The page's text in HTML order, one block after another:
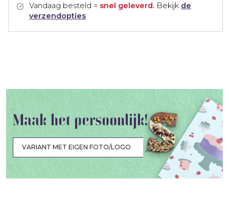
Vandaag besteld = snel geleverd. Bekijk de
verzendopties
Maak het persoonlijk!
VARIANT MET EIGEN FOTO/LOGO